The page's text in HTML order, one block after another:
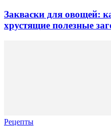
Закваски для овощей:
хрустящие полезные
Рецепты